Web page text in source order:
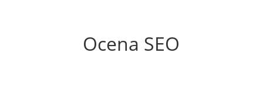
Ocena SEO